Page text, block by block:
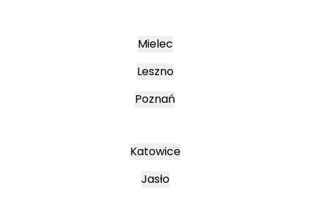
Mielec
Leszno
Poznań
Katowice
Jasło